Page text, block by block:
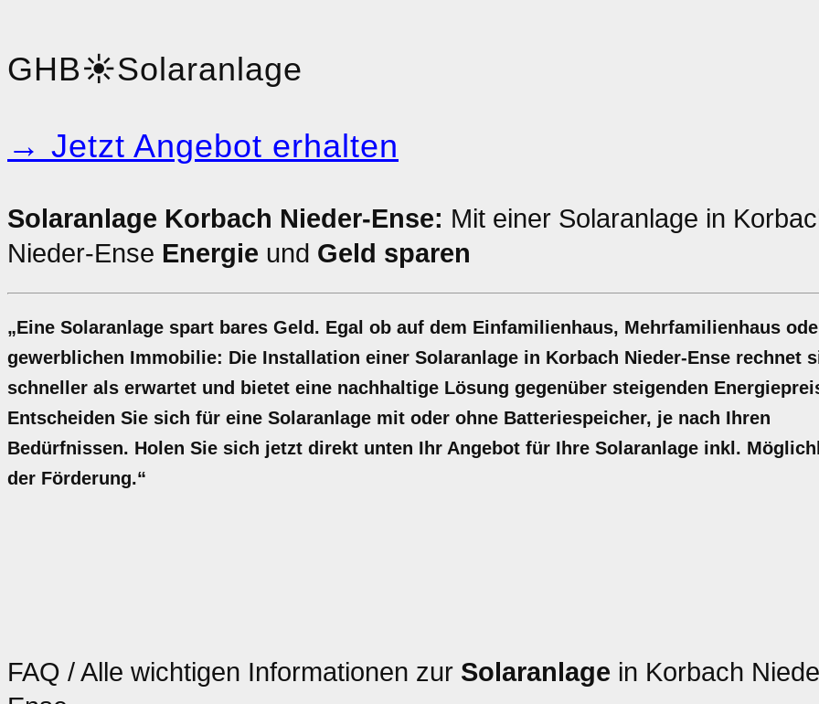
GHB☀️Solaranlage
→ Jetzt Angebot erhalten
Solaranlage Korbach Nieder-Ense: Mit einer Solaranlage in
Nieder-Ense Energie und Geld sparen
„Eine Solaranlage spart bares Geld. Egal ob auf dem Einfamilienhaus, Mehrfamilienhaus
gewerblichen Immobilie: Die Installation einer Solaranlage in Korbach Nieder-Ense rechnet
schneller als erwartet und bietet eine nachhaltige Lösung gegenüber steigenden
Entscheiden Sie sich für eine Solaranlage mit oder ohne Batteriespeicher, je nach Ihren
Bedürfnissen. Holen Sie sich jetzt direkt unten Ihr Angebot für Ihre Solaranlage inkl.
der Förderung.“
FAQ / Alle wichtigen Informationen zur Solaranlage in Korbach